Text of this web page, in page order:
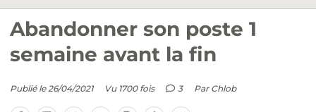
Abandonner son poste 1
semaine avant la fin
Publié le 26/04/2021 Vu 1700 fois 3 Par Chlob